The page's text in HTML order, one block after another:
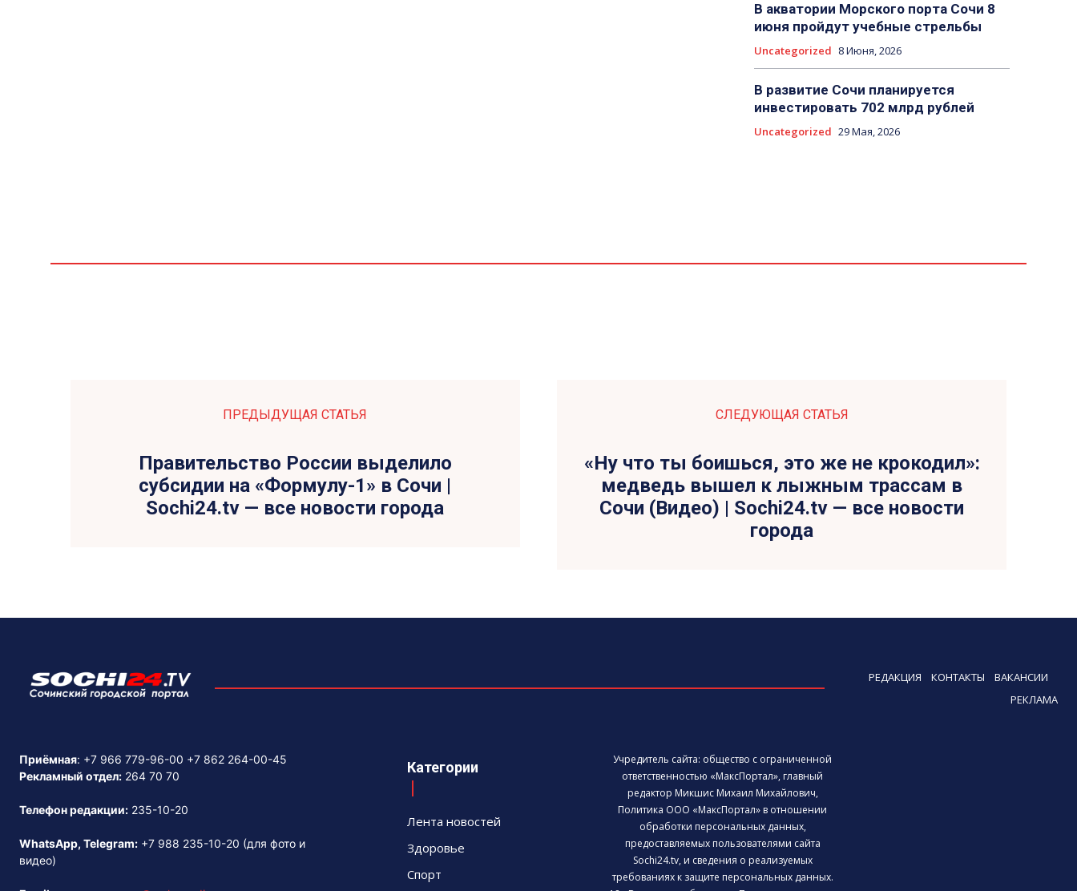
В акватории Морского порта Сочи 8
июня пройдут учебные стрельбы
Uncategorized 8 Июня, 2026
В развитие Сочи планируется
инвестировать 702 млрд рублей
Uncategorized 29 Мая, 2026
ПРЕДЫДУЩАЯ СТАТЬЯ
Правительство России выделило
субсидии на «Формулу-1» в Сочи |
Sochi24.tv — все новости города
СЛЕДУЮЩАЯ СТАТЬЯ
«Ну что ты боишься, это же не крокодил»:
медведь вышел к лыжным трассам в
Сочи (Видео) | Sochi24.tv — все новости
города
РЕДАКЦИЯ КОНТАКТЫ
ВАКАНСИИ
РЕКЛАМА
Приёмная: +7 966 779-96-00 +7 862 264-00-45
Рекламный отдел: 264 70 70
Телефон редакции: 235-10-20
WhatsApp, Telegram: +7 988 235-10-20 (для фото и
видео)
Категории
Лента новостей
Здоровье
Спорт
Учредитель сайта: общество с ограниченной
ответственностью «МаксПортал», главный
редактор Микшис Михаил Михайлович,
Политика ООО «МаксПортал» в отношении
обработки персональных данных,
предоставляемых пользователями сайта
Sochi24.tv, и сведения о реализуемых
требованиях к защите персональных данных.